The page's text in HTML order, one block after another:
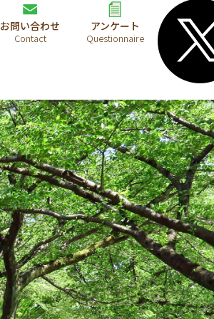
お問い合わせ アンケート